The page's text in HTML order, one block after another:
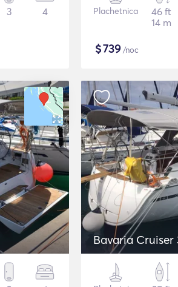
3 4 Plachetnica
46 ft
14 m
$739/noc
Bavaria Cruiser